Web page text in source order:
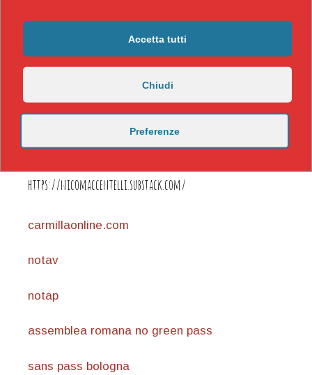
https://nicomaccentelli.substack.com/
carmillaonline.com
notav
notap
assemblea romana no green pass
sans pass bologna
Accetta tutti
Chiudi
Preferenze